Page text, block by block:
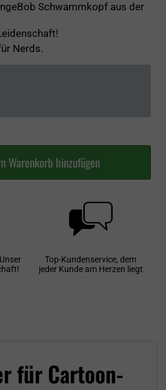
Schwammkopf aus der
Nerds.
Warenkorb hinzufügen
Top-Kundenservice, dem
jeder Kunde am Herzen liegt
für Cartoon-